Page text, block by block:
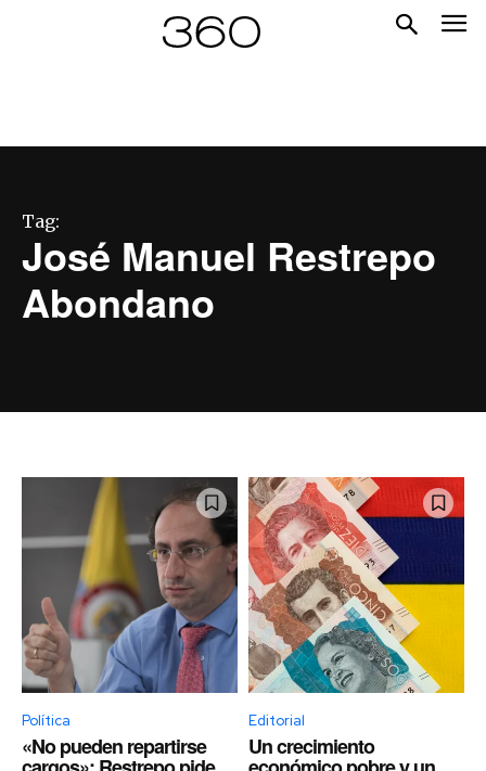
Tag:
José Manuel Restrepo
Abondano
Política
«No pueden repartirse
Editorial
Un crecimiento